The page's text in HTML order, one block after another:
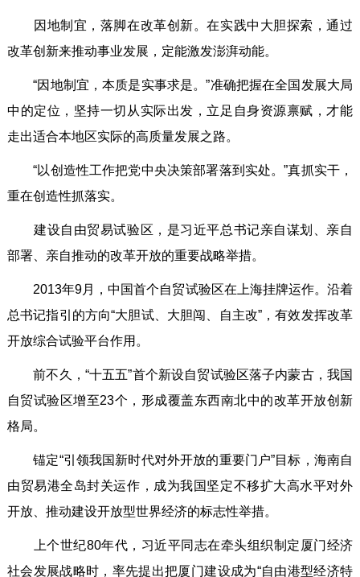
因地制宜，落脚在改革创新。在实践中大胆探索，通过
改革创新来推动事业发展，定能激发澎湃动能。
“因地制宜，本质是实事求是。”准确把握在全国发展大局
中的定位，坚持一切从实际出发，立足自身资源禀赋，才能
走出适合本地区实际的高质量发展之路。
“以创造性工作把党中央决策部署落到实处。”真抓实干，
重在创造性抓落实。
建设自由贸易试验区，是习近平总书记亲自谋划、亲自
部署、亲自推动的改革开放的重要战略举措。
2013年9月，中国首个自贸试验区在上海挂牌运作。沿着
总书记指引的方向“大胆试、大胆闯、自主改”，有效发挥改革
开放综合试验平台作用。
前不久，“十五五”首个新设自贸试验区落子内蒙古，我国
自贸试验区增至23个，形成覆盖东西南北中的改革开放创新
格局。
锚定“引领我国新时代对外开放的重要门户”目标，海南自
由贸易港全岛封关运作，成为我国坚定不移扩大高水平对外
开放、推动建设开放型世界经济的标志性举措。
上个世纪80年代，习近平同志在牵头组织制定厦门经济
社会发展战略时，率先提出把厦门建设成为“自由港型经济特